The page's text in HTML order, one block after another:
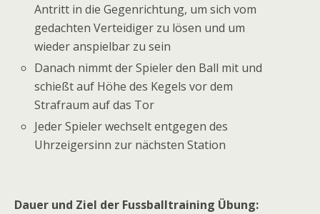
Antritt in die Gegenrichtung, um sich vom
gedachten Verteidiger zu lösen und um
wieder anspielbar zu sein
Danach nimmt der Spieler den Ball mit und
schießt auf Höhe des Kegels vor dem
Strafraum auf das Tor
Jeder Spieler wechselt entgegen des
Uhrzeigersinn zur nächsten Station
Dauer und Ziel der Fussballtraining Übung: